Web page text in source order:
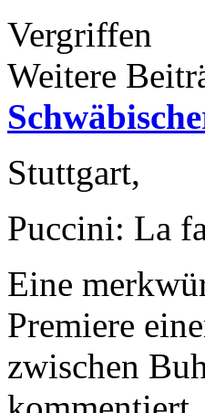
Vergriffen
Weitere
Stuttgart,
Puccini: La
Eine
Premiere
zwischen